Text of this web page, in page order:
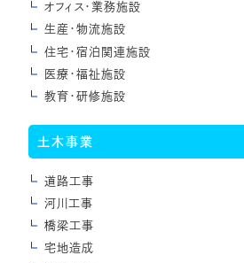
オフィス・業務施設
生産・物流施設
住宅・宿泊関連施設
医療・福祉施設
教育・研修施設
土木事業
道路工事
河川工事
橋梁工事
宅地造成